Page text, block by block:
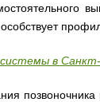
системы в